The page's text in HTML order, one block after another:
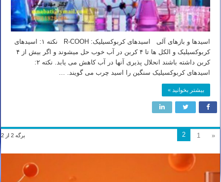
اسیدها و بازهای آلی اسیدهای کربوکسیلیک: R-COOH نکته ۱: اسیدهای
کربوکسیلیک و الکل ها تا ۴ کربن در آب خوب حل میشوند و اگر بیش از ۴
کربن داشته باشند انحلال پذیری آنها در آب کاهش می یابد. نکته ۲:
اسیدهای کربوکسیلیک سنگین را اسید چرب می گویند. …
بیشتر بخوانید »
برگه 2 از 2 «
1
2